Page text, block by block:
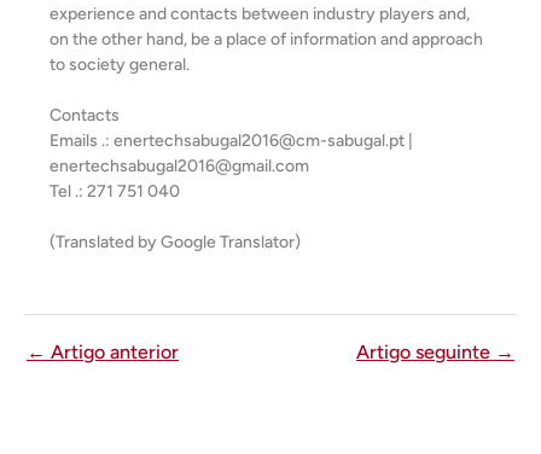
experience and contacts between industry players and,
on the other hand, be a place of information and approach
to societygeneral.
Contacts
Emails .: enertechsabugal2016@cm-sabugal.pt |
enertechsabugal2016@gmail.com
Tel .: 271 751 040
(Translated by Google Translator)
← Artigo anterior Artigo seguinte →